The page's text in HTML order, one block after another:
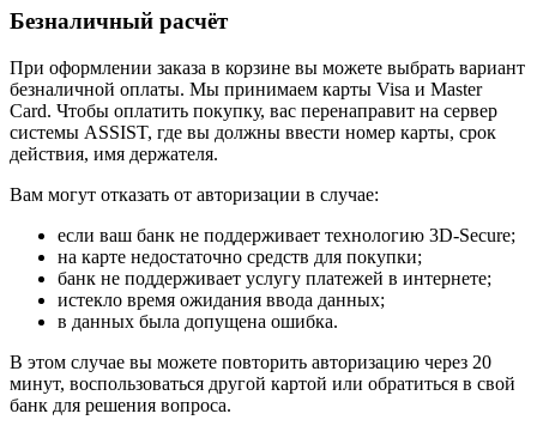
Безналичный расчёт
При оформлении заказа в корзине вы можете выбрать вариант
безналичной оплаты. Мы принимаем карты Visa и Master
Card. Чтобы оплатить покупку, вас перенаправит на сервер
системы ASSIST, где вы должны ввести номер карты, срок
действия, имя держателя.
Вам могут отказать от авторизации в случае:
если ваш банк не поддерживает технологию 3D-Secure;
на карте недостаточно средств для покупки;
банк не поддерживает услугу платежей в интернете;
истекло время ожидания ввода данных;
в данных была допущена ошибка.
В этом случае вы можете повторить авторизацию через 20
минут, воспользоваться другой картой или обратиться в свой
банк для решения вопроса.